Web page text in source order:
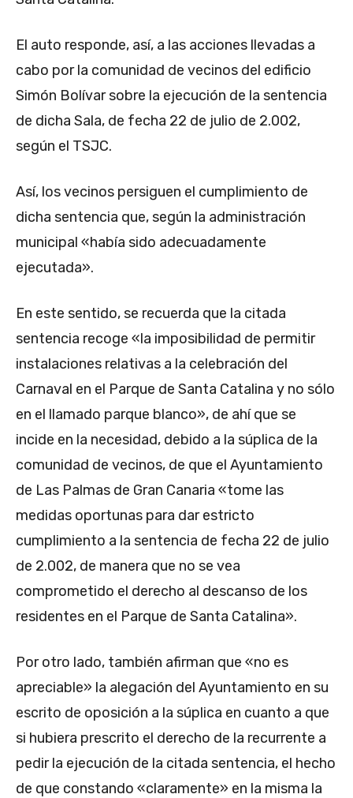
El auto responde, así, a las acciones llevadas a
cabo por la comunidad de vecinos del edificio
Simón Bolívar sobre la ejecución de la sentencia
de dicha Sala, de fecha 22 de julio de 2.002,
según el TSJC.
Así, los vecinos persiguen el cumplimiento de
dicha sentencia que, según la administración
municipal «había sido adecuadamente
ejecutada».
En este sentido, se recuerda que la citada
sentencia recoge «la imposibilidad de permitir
instalaciones relativas a la celebración del
Carnaval en el Parque de Santa Catalina y no sólo
en el llamado parque blanco», de ahí que se
incide en la necesidad, debido a la súplica de la
comunidad de vecinos, de que el Ayuntamiento
de Las Palmas de Gran Canaria «tome las
medidas oportunas para dar estricto
cumplimiento a la sentencia de fecha 22 de julio
de 2.002, de manera que no se vea
comprometido el derecho al descanso de los
residentes en el Parque de Santa Catalina».
Por otro lado, también afirman que «no es
apreciable» la alegación del Ayuntamiento en su
escrito de oposición a la súplica en cuanto a que
si hubiera prescrito el derecho de la recurrente a
pedir la ejecución de la citada sentencia, el hecho
de que constando «claramente» en la misma la